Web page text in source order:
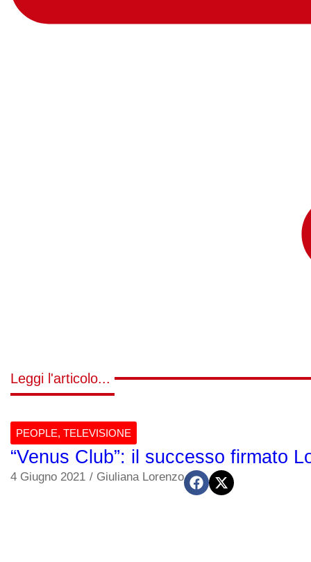
Leggi l'articolo...
PEOPLE, TELEVISIONE
“Venus Club”: il successo firmato
4 Giugno 2021 / Giuliana Lorenzo